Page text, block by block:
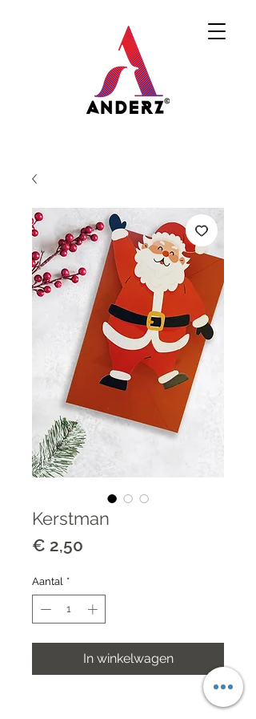
Kerstman
€ 2,50
Aantal *
In winkelwagen